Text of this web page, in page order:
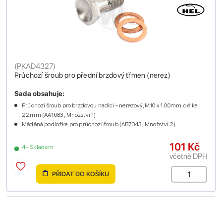
Průchozí šroub pro přední brzdový třmen (nerez)
(PKAD4327)
4+ Skladem
Sada obsahuje:
Průchozí šroub pro brzdovou hadici - nerezový, M10 x 1.00mm, délka
22mm (AA1683 , Množství 1)
Měděná podložka pro průchozí šroub (AB7343 , Množství 2)
101 Kč
včetně DPH
PŘIDAT DO KOŠÍKU